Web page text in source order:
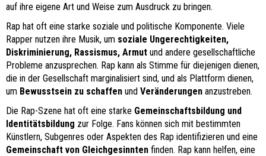
auf ihre eigene Art und Weise zum Ausdruck zu bringen.
Rap hat oft eine starke soziale und politische Komponente. Viele
Rapper nutzen ihre Musik, um soziale Ungerechtigkeiten,
Diskriminierung, Rassismus, Armut und andere gesellschaftliche
Probleme anzusprechen. Rap kann als Stimme für diejenigen dienen,
die in der Gesellschaft marginalisiert sind, und als Plattform dienen,
um Bewusstsein zu schaffen und Veränderungen anzustreben.
Die Rap-Szene hat oft eine starke Gemeinschaftsbildung und
Identitätsbildung zur Folge. Fans können sich mit bestimmten
Künstlern, Subgenres oder Aspekten des Rap identifizieren und eine
Gemeinschaft von Gleichgesinnten finden. Rap kann helfen, eine